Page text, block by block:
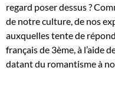
regard poser dessus ?
de notre culture, de nos
auxquelles tente de
français de 3ème, à l’aide
datant du romantisme à